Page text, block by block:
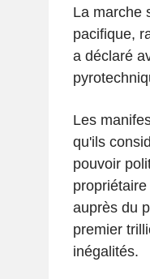
La marche
pacifique,
a déclaré
Les
qu'ils
pouvoir
auprès du
premier
inégalités.